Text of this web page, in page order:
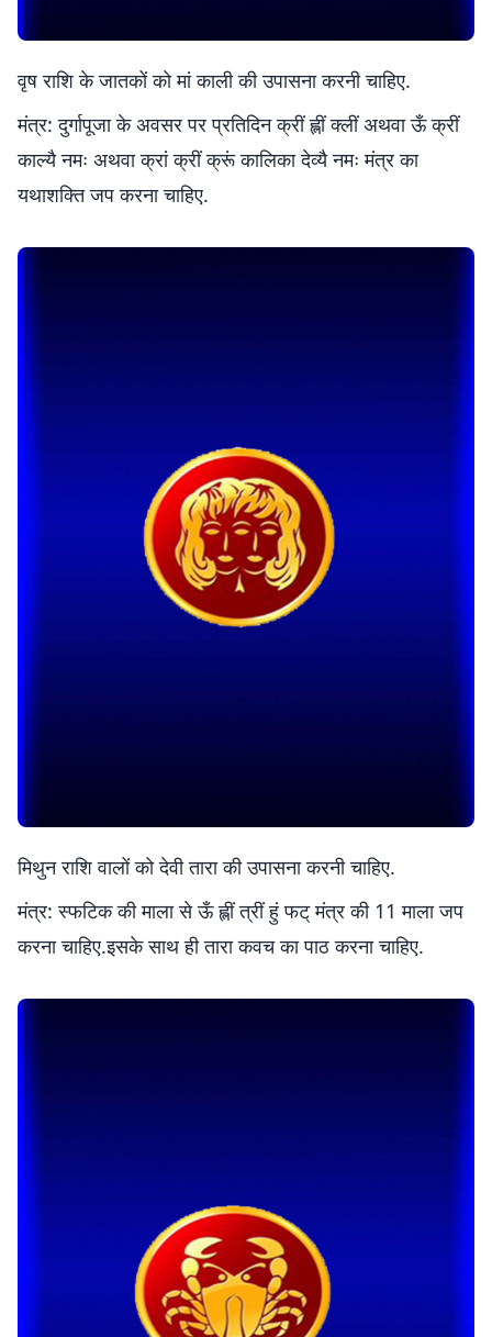
वृष राशि के जातकों को मां काली की उपासना करनी चाहिए.
मंत्र: दुर्गापूजा के अवसर पर प्रतिदिन क्रीं ह्लीं क्लीं अथवा ऊँ क्रीं
काल्यै नमः अथवा क्रां क्रीं क्रूं कालिका देव्यै नमः मंत्र का
यथाशक्ति जप करना चाहिए.
मिथुन राशि वालों को देवी तारा की उपासना करनी चाहिए.
मंत्र: स्फटिक की माला से ऊँ ह्लीं त्रीं हुं फट् मंत्र की 11 माला जप
करना चाहिए.इसके साथ ही तारा कवच का पाठ करना चाहिए.